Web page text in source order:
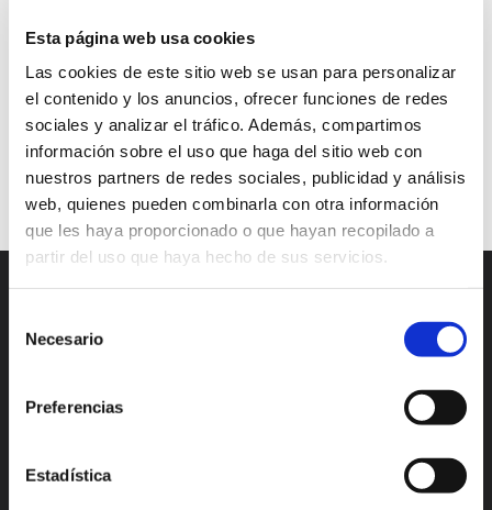
Esta página web usa cookies
Las cookies de este sitio web se usan para personalizar
el contenido y los anuncios, ofrecer funciones de redes
sociales y analizar el tráfico. Además, compartimos
información sobre el uso que haga del sitio web con
nuestros partners de redes sociales, publicidad y análisis
web, quienes pueden combinarla con otra información
que les haya proporcionado o que hayan recopilado a
partir del uso que haya hecho de sus servicios.
Necesario
Preferencias
Estadística
proceso de compra
scoring predictivo scoring retrospectivo sitio web
tipo de scoring venta
Continuar leyendo
Madrid